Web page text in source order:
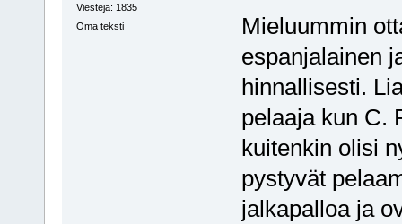
Viestejä: 1835
Oma teksti
Mieluummin
espanjalainen
hinnallisesti.
pelaaja kun C.
kuitenkin olisi
pystyvät
jalkapalloa ja